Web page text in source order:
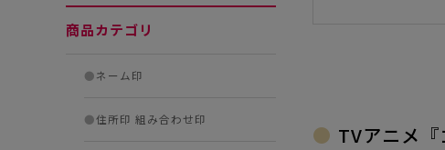
商品カテゴリ
●ネーム印
●住所印 組み合わせ印
TVアニメ